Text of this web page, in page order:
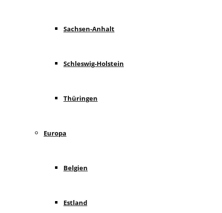
Sachsen-Anhalt
Schleswig-Holstein
Thüringen
Europa
Belgien
Estland